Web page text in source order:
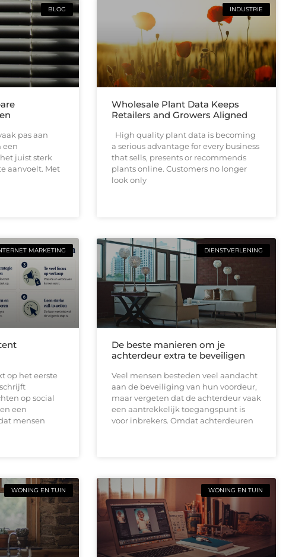
BLOG
pas aan
een
juist sterk
aanvoelt. Met
INDUSTRIE
Wholesale Plant Data Keeps
Retailers and Growers Aligned
High quality plant data is becoming
a serious advantage for every business
that sells, presents or recommends
plants online. Customers no longer
look only
MARKETING
op het eerste
op social
een
mensen
DIENSTVERLENING
De beste manieren om je
achterdeur extra te beveiligen
Veel mensen besteden veel aandacht
aan de beveiliging van hun voordeur,
maar vergeten dat de achterdeur vaak
een aantrekkelijk toegangspunt is
voor inbrekers. Omdat achterdeuren
WONING EN TUIN WONING EN TUIN